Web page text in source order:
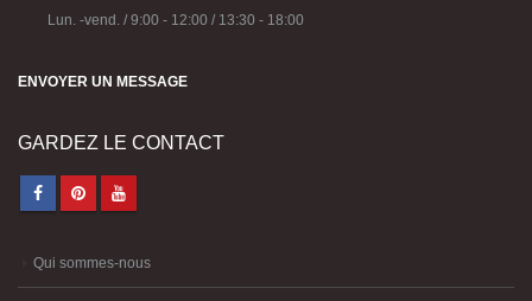
Lun. -vend. / 9:00 - 12:00 / 13:30 - 18:00
ENVOYER UN MESSAGE
GARDEZ LE CONTACT
Qui sommes-nous